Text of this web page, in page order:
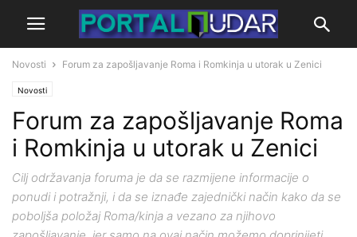
Novosti Forum za zapošljavanje Roma i Romkinja u utorak u Zenici
Novosti
Forum za zapošljavanje Roma
i Romkinja u utorak u Zenici
Cilj održavanja foruma je da se razmijene informacije o
ponudi i potražnji, i da se iznađe zajednički način kako da se
poboljša položaj Roma/kinja a vezano za njihovo